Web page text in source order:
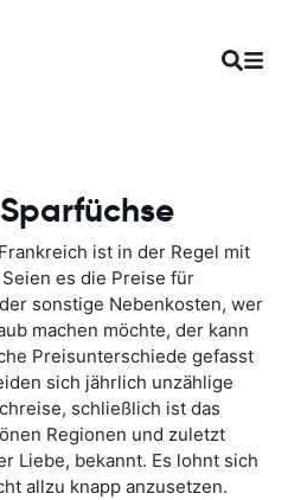
ist in der Regel mit
es die Preise für
sonstige Nebenkosten, wer
machen möchte, der kann
Preisunterschiede gefasst
sich jährlich unzählige
schließlich ist das
Regionen und zuletzt
Liebe, bekannt. Es lohnt sich
allzu knapp anzusetzen.